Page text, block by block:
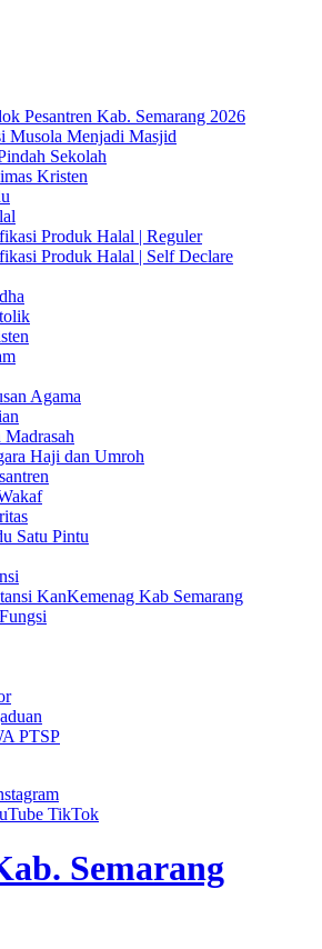
Pesantren Kab. Semarang 2026
Musola Menjadi Masjid
Sekolah
Kristen
Produk Halal | Reguler
Produk Halal | Self Declare
Agama
Haji dan Umroh
Satu Pintu
KanKemenag Kab Semarang
PTSP
TikTok
Semarang